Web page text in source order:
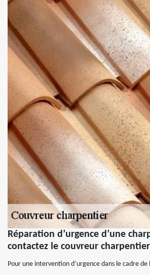
Réparation d’urgence d’une
contactez le couvreur
Pour une intervention d’urgence dans le cadre